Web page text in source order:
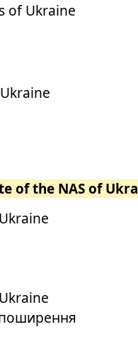
of Ukraine
of the NAS of
поширення